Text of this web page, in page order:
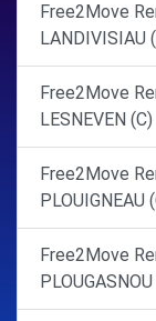
Free2Move
LANDIVISIAU
Free2Move
LESNEVEN (C)
Free2Move
PLOUIGNEAU
Free2Move
PLOUGASNOU